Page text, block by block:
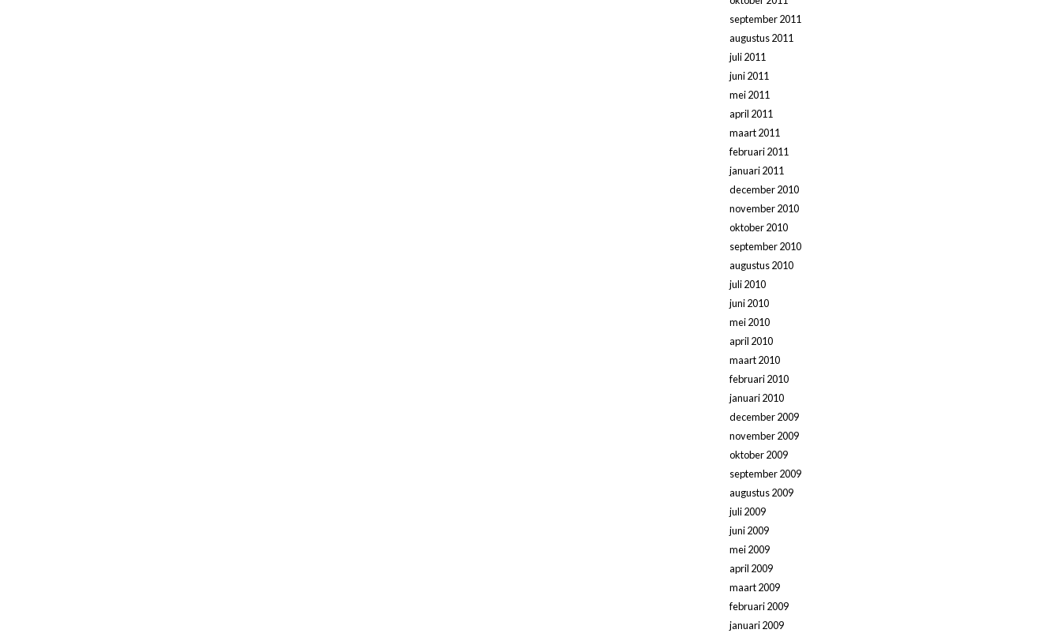
september 2011
augustus 2011
juli 2011
juni 2011
mei 2011
april 2011
maart 2011
februari 2011
januari 2011
december 2010
november 2010
oktober 2010
september 2010
augustus 2010
juli 2010
juni 2010
mei 2010
april 2010
maart 2010
februari 2010
januari 2010
december 2009
november 2009
oktober 2009
september 2009
augustus 2009
juli 2009
juni 2009
mei 2009
april 2009
maart 2009
februari 2009
januari 2009